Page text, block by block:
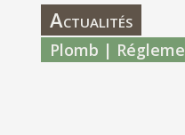
Actualités
Plomb |